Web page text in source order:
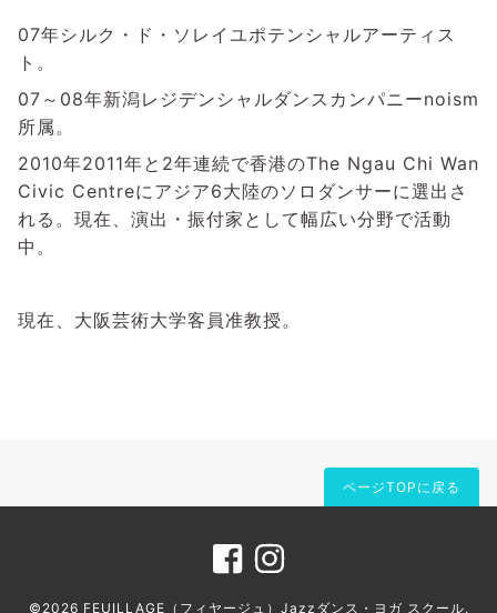
07年シルク・ド・ソレイユポテンシャルアーティス
ト。
07～08年新潟レジデンシャルダンスカンパニーnoism
所属。
2010年2011年と2年連続で香港のThe Ngau Chi Wan
Civic Centreにアジア6大陸のソロダンサーに選出さ
れる。現在、演出・振付家として幅広い分野で活動
中。
現在、大阪芸術大学客員准教授。
ページTOPに戻る
©2026 FEUILLAGE（フィヤージュ）Jazzダンス・ヨガ スクール.